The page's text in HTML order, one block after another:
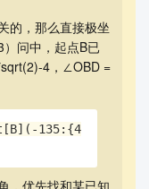
的，那么直接极坐
问中，起点B已
4，∠OBD =
135:{4
，优先找和某已知